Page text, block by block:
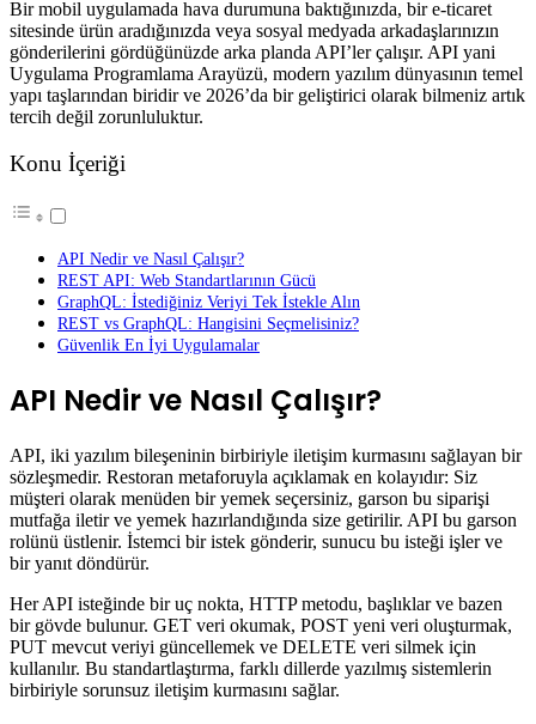
Bir mobil uygulamada hava durumuna baktığınızda, bir e-ticaret
sitesinde ürün aradığınızda veya sosyal medyada arkadaşlarınızın
gönderilerini gördüğünüzde arka planda API’ler çalışır. API yani
Uygulama Programlama Arayüzü, modern yazılım dünyasının temel
yapı taşlarından biridir ve 2026’da bir geliştirici olarak bilmeniz artık
tercih değil zorunluluktur.
Konu İçeriği
API Nedir ve Nasıl Çalışır?
REST API: Web Standartlarının Gücü
GraphQL: İstediğiniz Veriyi Tek İstekle Alın
REST vs GraphQL: Hangisini Seçmelisiniz?
Güvenlik En İyi Uygulamalar
API Nedir ve Nasıl Çalışır?
API, iki yazılım bileşeninin birbiriyle iletişim kurmasını sağlayan bir
sözleşmedir. Restoran metaforuyla açıklamak en kolayıdır: Siz
müşteri olarak menüden bir yemek seçersiniz, garson bu siparişi
mutfağa iletir ve yemek hazırlandığında size getirilir. API bu garson
rolünü üstlenir. İstemci bir istek gönderir, sunucu bu isteği işler ve
bir yanıt döndürür.
Her API isteğinde bir uç nokta, HTTP metodu, başlıklar ve bazen
bir gövde bulunur. GET veri okumak, POST yeni veri oluşturmak,
PUT mevcut veriyi güncellemek ve DELETE veri silmek için
kullanılır. Bu standartlaştırma, farklı dillerde yazılmış sistemlerin
birbiriyle sorunsuz iletişim kurmasını sağlar.